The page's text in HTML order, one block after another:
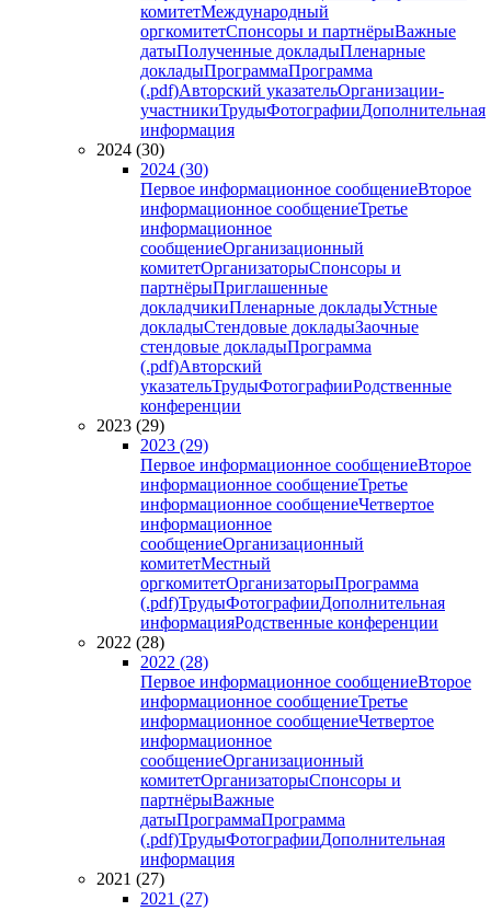
комитетМеждународный
оргкомитетСпонсоры и партнёрыВажные
датыПолученные докладыПленарные
докладыПрограммаПрограмма
(.pdf)Авторский указательОрганизации-
участникиТрудыФотографииДополнительная
информация
2024 (30)
2024 (30)
Первое информационное сообщениеВторое
информационное сообщениеТретье
информационное
сообщениеОрганизационный
комитетОрганизаторыСпонсоры и
партнёрыПриглашенные
докладчикиПленарные докладыУстные
докладыСтендовые докладыЗаочные
стендовые докладыПрограмма
(.pdf)Авторский
указательТрудыФотографииРодственные
конференции
2023 (29)
2023 (29)
Первое информационное сообщениеВторое
информационное сообщениеТретье
информационное сообщениеЧетвертое
информационное
сообщениеОрганизационный
комитетМестный
оргкомитетОрганизаторыПрограмма
(.pdf)ТрудыФотографииДополнительная
информацияРодственные конференции
2022 (28)
2022 (28)
Первое информационное сообщениеВторое
информационное сообщениеТретье
информационное сообщениеЧетвертое
информационное
сообщениеОрганизационный
комитетОрганизаторыСпонсоры и
партнёрыВажные
датыПрограммаПрограмма
(.pdf)ТрудыФотографииДополнительная
информация
2021 (27)
2021 (27)